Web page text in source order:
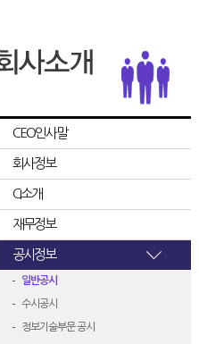
CEO인사말
회사정보
CI소개
재무정보
공시정보
일반공시
수시공시
정보기술부문 공시